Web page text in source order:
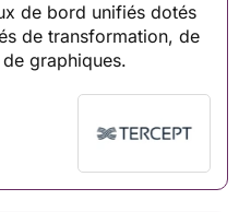
de bord unifiés dotés
de transformation, de
graphiques.